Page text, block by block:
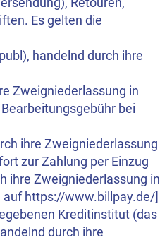
Es gelten die
handelnd durch ihre
Zweigniederlassung in
bei
ihre Zweigniederlassung
zur Zahlung per Einzug
ihre Zweigniederlassung in
auf https://www.billpay.de/]
Kreditinstitut (das
durch ihre